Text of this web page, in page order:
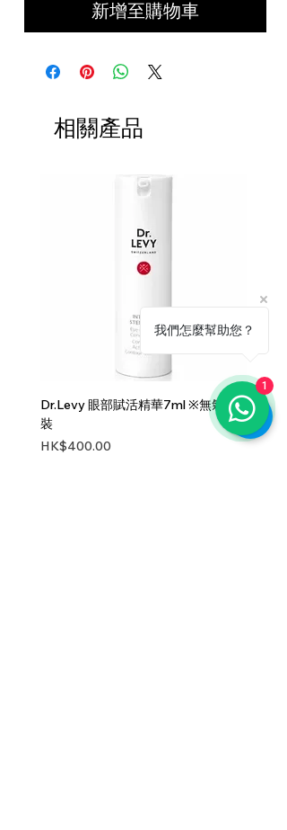
新增至購物車
相關產品
Dr.Levy 眼部賦活精華7ml ※無氣泵
裝
價格
HK$400.00
純素清
價格
我們怎麼幫助您？
1